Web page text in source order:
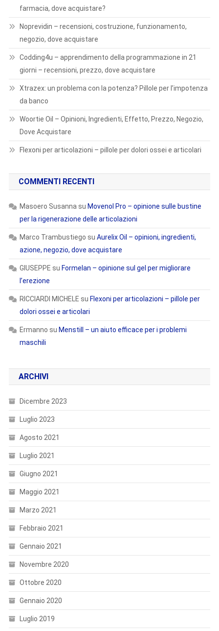
farmacia, dove acquistare?
Noprevidin – recensioni, costruzione, funzionamento,
negozio, dove acquistare
Codding4u – apprendimento della programmazione in 21
giorni – recensioni, prezzo, dove acquistare
Xtrazex: un problema con la potenza? Pillole per l’impotenza
da banco
Woortie Oil – Opinioni, Ingredienti, Effetto, Prezzo, Negozio,
Dove Acquistare
Flexoni per articolazioni – pillole per dolori ossei e articolari
COMMENTI RECENTI
Masoero Susanna su Movenol Pro – opinione sulle bustine
per la rigenerazione delle articolazioni
Marco Trambustiego su Aurelix Oil – opinioni, ingredienti,
azione, negozio, dove acquistare
GIUSEPPE su Formelan – opinione sul gel per migliorare
l’erezione
RICCIARDI MICHELE su Flexoni per articolazioni – pillole per
dolori ossei e articolari
Ermanno su Menstill – un aiuto efficace per i problemi
maschili
ARCHIVI
Dicembre 2023
Luglio 2023
Agosto 2021
Luglio 2021
Giugno 2021
Maggio 2021
Marzo 2021
Febbraio 2021
Gennaio 2021
Novembre 2020
Ottobre 2020
Gennaio 2020
Luglio 2019